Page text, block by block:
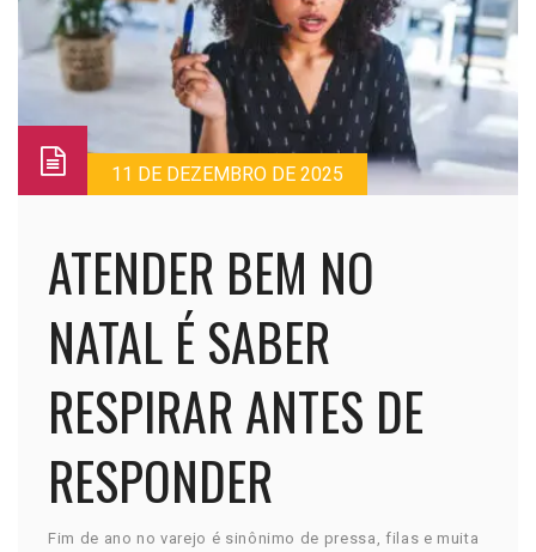
11 DE DEZEMBRO DE 2025
ATENDER BEM NO
NATAL É SABER
RESPIRAR ANTES DE
RESPONDER
Fim de ano no varejo é sinônimo de pressa, filas e muita